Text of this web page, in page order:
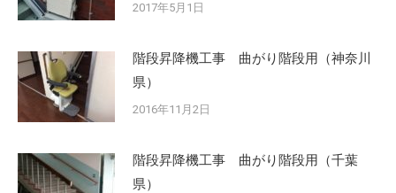
2017年5月1日
階段昇降機工事 曲がり階段用（神奈川
県）
2016年11月2日
階段昇降機工事 曲がり階段用（千葉
県）